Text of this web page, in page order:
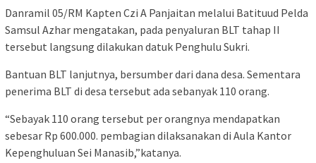
Danramil 05/RM Kapten Czi A Panjaitan melalui Batituud Pelda
Samsul Azhar mengatakan, pada penyaluran BLT tahap II
tersebut langsung dilakukan datuk Penghulu Sukri.
Bantuan BLT lanjutnya, bersumber dari dana desa. Sementara
penerima BLT di desa tersebut ada sebanyak 110 orang.
“Sebayak 110 orang tersebut per orangnya mendapatkan
sebesar Rp 600.000. pembagian dilaksanakan di Aula Kantor
Kepenghuluan Sei Manasib,”katanya.